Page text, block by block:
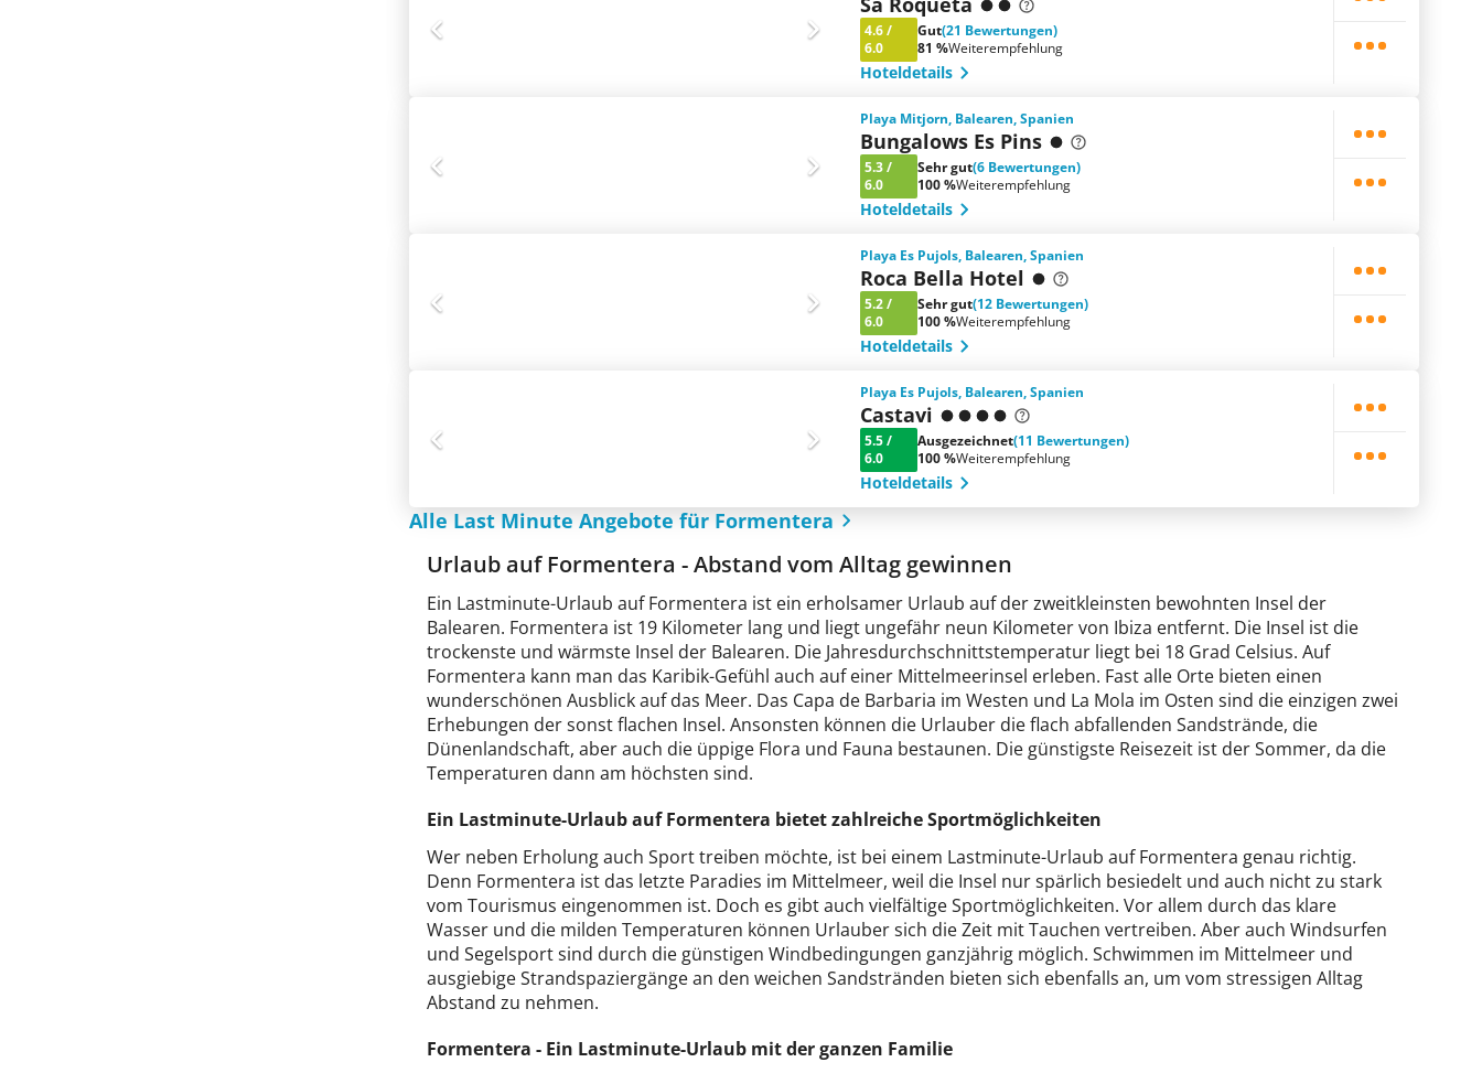
4.6/
6.0
Gut(21 Bewertungen)
81 %Weiterempfehlung
Hoteldetails
Playa Mitjorn, Balearen, Spanien
Bungalows Es Pins
5.3/
6.0
Sehr gut(6 Bewertungen)
100 %Weiterempfehlung
Hoteldetails
Playa Es Pujols, Balearen, Spanien
Roca Bella Hotel
5.2/
6.0
Sehr gut(12 Bewertungen)
100 %Weiterempfehlung
Hoteldetails
Playa Es Pujols, Balearen, Spanien
Castavi
5.5/
6.0
Ausgezeichnet(11 Bewertungen)
100 %Weiterempfehlung
Hoteldetails
Alle Last Minute Angebote für Formentera
Urlaub auf Formentera - Abstand vom Alltag gewinnen
Ein Lastminute-Urlaub auf Formentera ist ein erholsamer Urlaub auf der zweitkleinsten bewohnten Insel der
Balearen. Formentera ist 19 Kilometer lang und liegt ungefähr neun Kilometer von Ibiza entfernt. Die Insel ist die
trockenste und wärmste Insel der Balearen. Die Jahresdurchschnittstemperatur liegt bei 18 Grad Celsius. Auf
Formentera kann man das Karibik-Gefühl auch auf einer Mittelmeerinsel erleben. Fast alle Orte bieten einen
wunderschönen Ausblick auf das Meer. Das Capa de Barbaria im Westen und La Mola im Osten sind die einzigen zwei
Erhebungen der sonst flachen Insel. Ansonsten können die Urlauber die flach abfallenden Sandstrände, die
Dünenlandschaft, aber auch die üppige Flora und Fauna bestaunen. Die günstigste Reisezeit ist der Sommer, da die
Temperaturen dann am höchsten sind.
Ein Lastminute-Urlaub auf Formentera bietet zahlreiche Sportmöglichkeiten
Wer neben Erholung auch Sport treiben möchte, ist bei einem Lastminute-Urlaub auf Formentera genau richtig.
Denn Formentera ist das letzte Paradies im Mittelmeer, weil die Insel nur spärlich besiedelt und auch nicht zu stark
vom Tourismus eingenommen ist. Doch es gibt auch vielfältige Sportmöglichkeiten. Vor allem durch das klare
Wasser und die milden Temperaturen können Urlauber sich die Zeit mit Tauchen vertreiben. Aber auch Windsurfen
und Segelsport sind durch die günstigen Windbedingungen ganzjährig möglich. Schwimmen im Mittelmeer und
ausgiebige Strandspaziergänge an den weichen Sandstränden bieten sich ebenfalls an, um vom stressigen Alltag
Abstand zu nehmen.
Formentera - Ein Lastminute-Urlaub mit der ganzen Familie